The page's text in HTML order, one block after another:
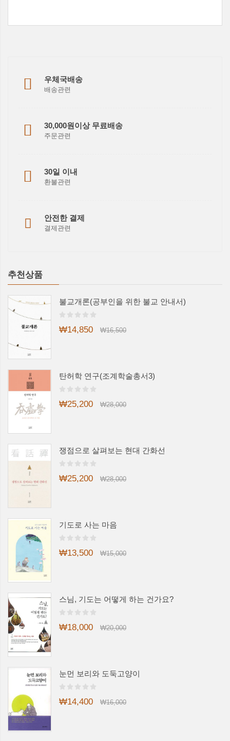
우체국배송
배송관련
30,000원이상 무료배송
주문관련
30일 이내
환불관련
안전한 결제
결제관련
추천상품
불교개론(공부인을 위한 불교 안내서)
₩14,850 ₩16,500
탄허학 연구(조계학술총서3)
₩25,200 ₩28,000
쟁점으로 살펴보는 현대 간화선
₩25,200 ₩28,000
기도로 사는 마음
₩13,500 ₩15,000
스님, 기도는 어떻게 하는 건가요?
₩18,000 ₩20,000
눈먼 보리와 도둑고양이
₩14,400 ₩16,000